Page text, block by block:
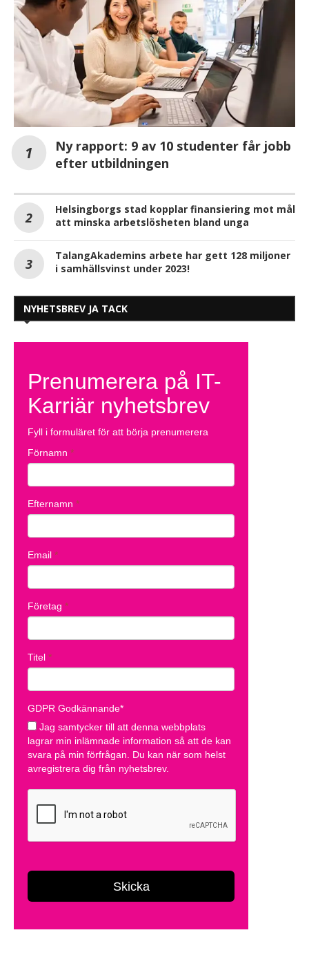
Ny rapport: 9 av 10 studenter får jobb
efter utbildningen
Helsingborgs stad kopplar finansiering mot mål
att minska arbetslösheten bland unga
TalangAkademins arbete har gett 128 miljoner
i samhällsvinst under 2023!
NYHETSBREV JA TACK